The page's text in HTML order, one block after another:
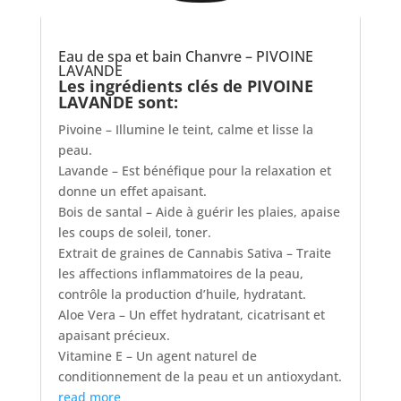
Eau de spa et bain Chanvre – PIVOINE
LAVANDE
Les ingrédients clés de PIVOINE
LAVANDE sont:
Pivoine – Illumine le teint, calme et lisse la
peau.
Lavande – Est bénéfique pour la relaxation et
donne un effet apaisant.
Bois de santal – Aide à guérir les plaies, apaise
les coups de soleil, toner.
Extrait de graines de Cannabis Sativa – Traite
les affections inflammatoires de la peau,
contrôle la production d’huile, hydratant.
Aloe Vera – Un effet hydratant, cicatrisant et
apaisant précieux.
Vitamine E – Un agent naturel de
conditionnement de la peau et un antioxydant.
read more